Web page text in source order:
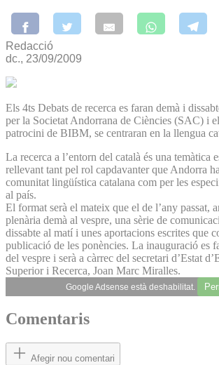
Redacció
dc., 23/09/2009
Els 4ts Debats de recerca es faran demà i
per la Societat Andorrana de Ciències (SAC) i
patrocini de BIBM, se centraran en la llengua
La recerca a l’entorn del català és una temàtica
rellevant tant pel rol capdavanter que Andorra
comunitat lingüística catalana com per les
al país.
El format serà el mateix que el de l’any passat,
plenària demà al vespre, una sèrie de
dissabte al matí i unes aportacions escrites que
publicació de les ponències. La inauguració es
del vespre i serà a càrrec del secretari d’Estat
Superior i Recerca, Joan Marc Miralles.
Google Adsense està deshabilitat.
Comentaris
Afegir nou comentari